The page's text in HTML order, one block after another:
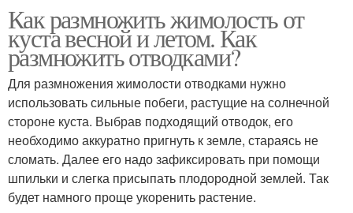
Как размножить жимолость от
куста весной и летом. Как
размножить отводками?
Для размножения жимолости отводками нужно
использовать сильные побеги, растущие на солнечной
стороне куста. Выбрав подходящий отводок, его
необходимо аккуратно пригнуть к земле, стараясь не
сломать. Далее его надо зафиксировать при помощи
шпильки и слегка присыпать плодородной землей. Так
будет намного проще укоренить растение.